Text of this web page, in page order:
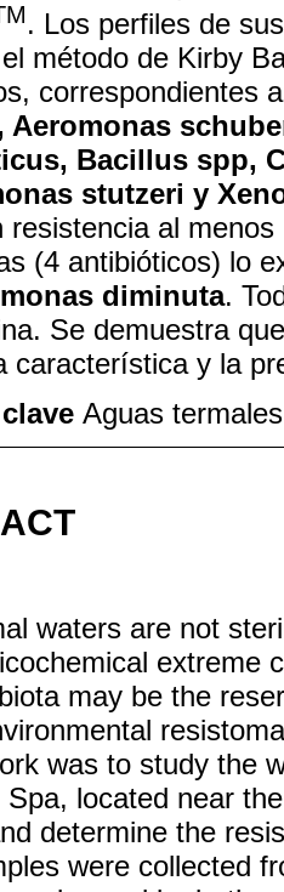
. Los perfiles de
método de Kirby
correspondientes
Aeromonas
Bacillus spp,
stutzeri y
resistencia al
(4 antibióticos) lo
diminuta.
Se demuestra
característica y la
Aguas
waters are not
extreme
may be the
was to study the
Spa, located near
determine the
were collected